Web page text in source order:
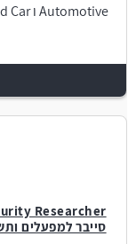
Automotive ו Connected Car ...
סייבר למפעלים